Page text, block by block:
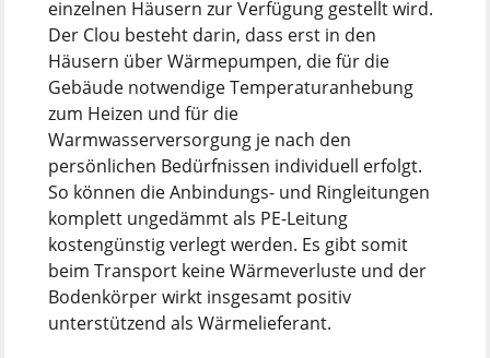
einzelnen Häusern zur Verfügung gestellt wird.
Der Clou besteht darin, dass erst in den
Häusern über Wärmepumpen, die für die
Gebäude notwendige Temperaturanhebung
zum Heizen und für die
Warmwasserversorgung je nach den
persönlichen Bedürfnissen individuell erfolgt.
So können die Anbindungs- und Ringleitungen
komplett ungedämmt als PE-Leitung
kostengünstig verlegt werden. Es gibt somit
beim Transport keine Wärmeverluste und der
Bodenkörper wirkt insgesamt positiv
unterstützend als Wärmelieferant.